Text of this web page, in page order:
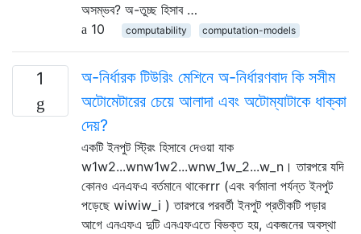
অসম্ভব? অ-তুচ্ছ হিসাব …
10
computability computation-models
1
অ-নির্ধারক টিউরিং মেশিনে অ-নির্ধারণবাদ কি সসীম
অটোমেটারের চেয়ে আলাদা এবং অটোম্যাটাকে ধাক্কা
দেয়?
একটি ইনপুট স্ট্রিং হিসাবে দেওয়া যাক
w1w2...wnw1w2...wnw_1w_2...w_n। তারপরে যদি
কোনও এনএফএ বর্তমানে থাকেrrr (এবং বর্ণমালা পর্যন্ত ইনপুট
পড়েছে wiwiw_i ) তারপরে পরবর্তী ইনপুট প্রতীকটি পড়ার
আগে এনএফএ দুটি এনএফএতে বিভক্ত হয়, একজনের অবস্থা